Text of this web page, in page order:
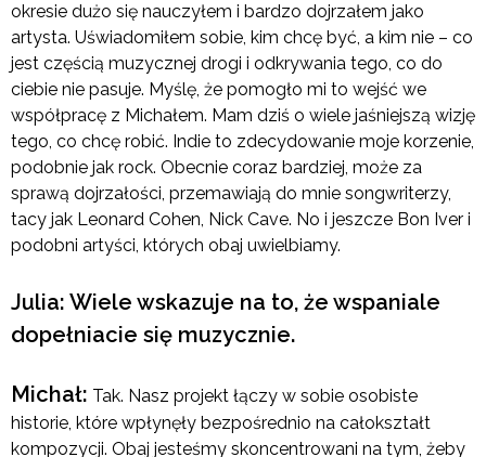
okresie dużo się nauczyłem i bardzo dojrzałem jako
artysta. Uświadomiłem sobie, kim chcę być, a kim nie – co
jest częścią muzycznej drogi i odkrywania tego, co do
ciebie nie pasuje. Myślę, że pomogło mi to wejść we
współpracę z Michałem. Mam dziś o wiele jaśniejszą wizję
tego, co chcę robić. Indie to zdecydowanie moje korzenie,
podobnie jak rock. Obecnie coraz bardziej, może za
sprawą dojrzałości, przemawiają do mnie songwriterzy,
tacy jak Leonard Cohen, Nick Cave. No i jeszcze Bon Iver i
podobni artyści, których obaj uwielbiamy.
Julia: Wiele wskazuje na to, że wspaniale
dopełniacie się muzycznie.
Michał: Tak. Nasz projekt łączy w sobie osobiste
historie, które wpłynęły bezpośrednio na całokształt
kompozycji. Obaj jesteśmy skoncentrowani na tym, żeby